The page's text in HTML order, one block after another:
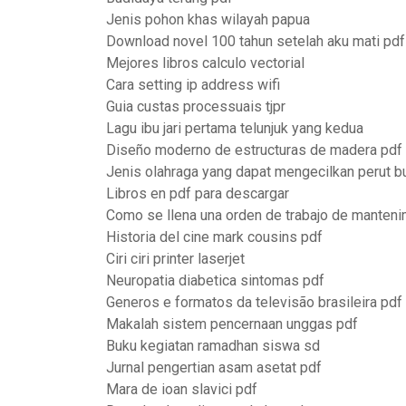
Jenis pohon khas wilayah papua
Download novel 100 tahun setelah aku mati pdf
Mejores libros calculo vectorial
Cara setting ip address wifi
Guia custas processuais tjpr
Lagu ibu jari pertama telunjuk yang kedua
Diseño moderno de estructuras de madera pdf
Jenis olahraga yang dapat mengecilkan perut
Libros en pdf para descargar
Como se llena una orden de trabajo de
Historia del cine mark cousins pdf
Ciri ciri printer laserjet
Neuropatia diabetica sintomas pdf
Generos e formatos da televisão brasileira pdf
Makalah sistem pencernaan unggas pdf
Buku kegiatan ramadhan siswa sd
Jurnal pengertian asam asetat pdf
Mara de ioan slavici pdf